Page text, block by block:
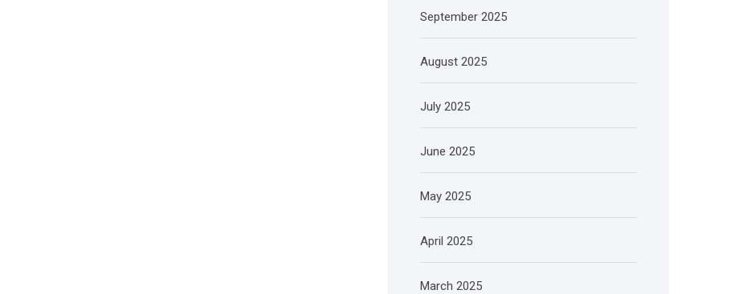
September 2025
August 2025
July 2025
June 2025
May 2025
April 2025
March 2025